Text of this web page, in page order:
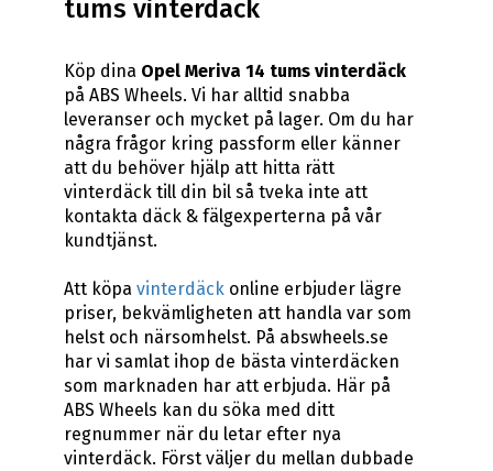
tums vinterdäck
Köp dina Opel Meriva 14 tums vinterdäck
på ABS Wheels. Vi har alltid snabba
leveranser och mycket på lager. Om du har
några frågor kring passform eller känner
att du behöver hjälp att hitta rätt
vinterdäck till din bil så tveka inte att
kontakta däck & fälgexperterna på vår
kundtjänst.
Att köpa vinterdäck online erbjuder lägre
priser, bekvämligheten att handla var som
helst och närsomhelst. På abswheels.se
har vi samlat ihop de bästa vinterdäcken
som marknaden har att erbjuda. Här på
ABS Wheels kan du söka med ditt
regnummer när du letar efter nya
vinterdäck. Först väljer du mellan dubbade